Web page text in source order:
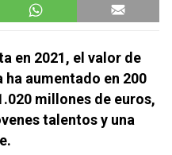
en 2021, el valor de
ha aumentado en 200
millones de euros,
talentos y una